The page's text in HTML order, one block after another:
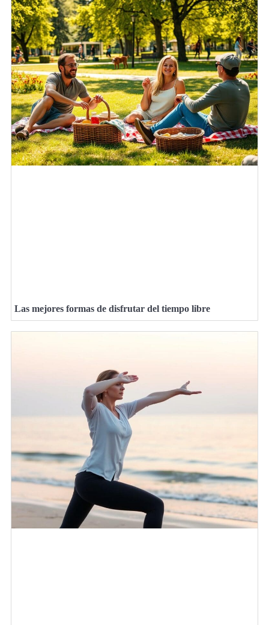
Las mejores formas de disfrutar del tiempo libre